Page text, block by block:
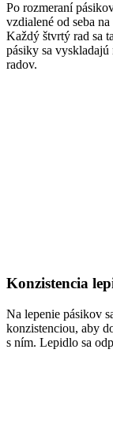
Po rozmeraní
vzdialené od seba
Každý štvrtý rad sa
pásiky sa
radov.
Konzistencia
Na lepenie pásikov
konzistenciou, aby
s ním. Lepidlo sa